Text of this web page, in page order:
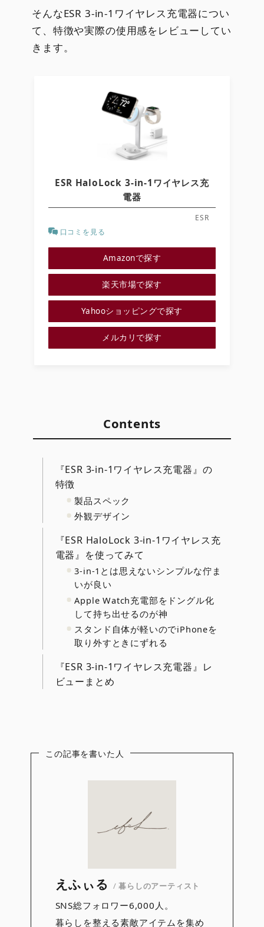
そんなESR 3-in-1ワイヤレス充電器につい
て、特徴や実際の使用感をレビューしてい
きます。
ESR HaloLock 3-in-1ワイヤレス充
電器
ESR
口コミを見る
Amazonで探す
楽天市場で探す
Yahooショッピングで探す
メルカリで探す
Contents
『ESR 3-in-1ワイヤレス充電器』の
特徴
製品スペック
外観デザイン
『ESR HaloLock 3-in-1ワイヤレス充
電器』を使ってみて
3-in-1とは思えないシンプルな佇ま
いが良い
Apple Watch充電部をドングル化
して持ち出せるのが神
スタンド自体が軽いのでiPhoneを
取り外すときにずれる
『ESR 3-in-1ワイヤレス充電器』レ
ビューまとめ
この記事を書いた人
えふぃる /暮らしのアーティスト
SNS総フォロワー6,000人。
暮らしを整える素敵アイテムを集め